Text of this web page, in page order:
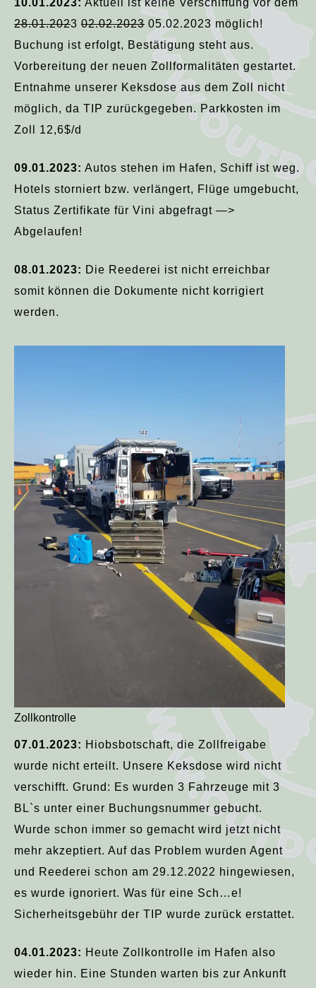
10.01.2023: Aktuell ist keine Verschiffung vor dem
28.01.2023 02.02.2023 05.02.2023 möglich!
Buchung ist erfolgt, Bestätigung steht aus.
Vorbereitung der neuen Zollformalitäten gestartet.
Entnahme unserer Keksdose aus dem Zoll nicht
möglich, da TIP zurückgegeben. Parkkosten im
Zoll 12,6$/d
09.01.2023: Autos stehen im Hafen, Schiff ist weg.
Hotels storniert bzw. verlängert, Flüge umgebucht,
Status Zertifikate für Vini abgefragt —>
Abgelaufen!
08.01.2023: Die Reederei ist nicht erreichbar
somit können die Dokumente nicht korrigiert
werden.
Zollkontrolle
07.01.2023: Hiobsbotschaft, die Zollfreigabe
wurde nicht erteilt. Unsere Keksdose wird nicht
verschifft. Grund: Es wurden 3 Fahrzeuge mit 3
BL`s unter einer Buchungsnummer gebucht.
Wurde schon immer so gemacht wird jetzt nicht
mehr akzeptiert. Auf das Problem wurden Agent
und Reederei schon am 29.12.2022 hingewiesen,
es wurde ignoriert. Was für eine Sch…e!
Sicherheitsgebühr der TIP wurde zurück erstattet.
04.01.2023: Heute Zollkontrolle im Hafen also
wieder hin. Eine Stunden warten bis zur Ankunft